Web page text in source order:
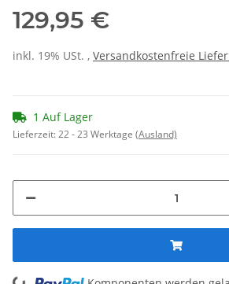
129,95 €
inkl. 19% USt. , Versandkostenfreie
1 Auf Lager
Lieferzeit:22 - 23 Werktage (Ausland)